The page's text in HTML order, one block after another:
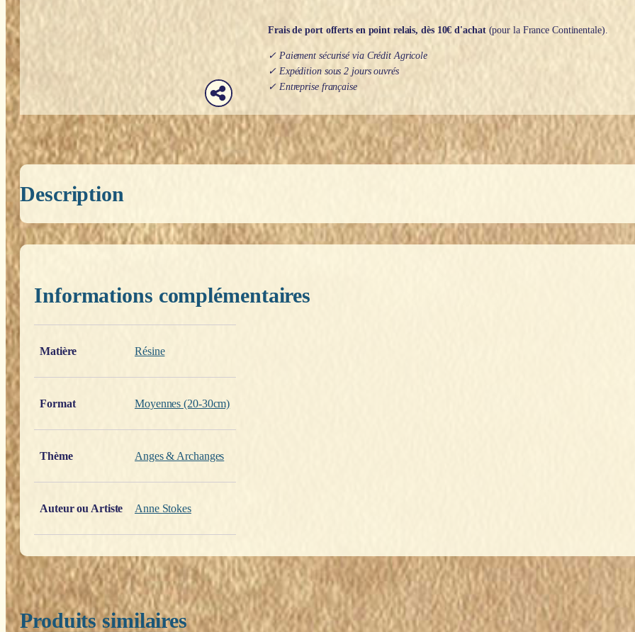
Frais de port offerts en point relais, dès 10€ d'achat(pour la France Continentale).
✓ Paiement sécurisé via Crédit Agricole
✓ Expédition sous 2 jours ouvrés
✓ Entreprise française
Description
Informations complémentaires
Matière
Résine
Format Moyennes (20-30cm)
Thème Anges & Archanges
Auteur ou Artiste Anne Stokes
Produits similaires